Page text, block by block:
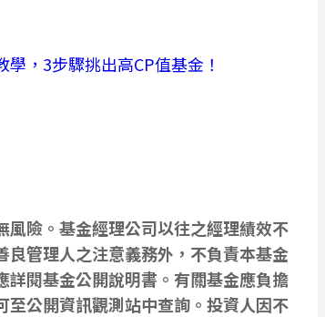
，3步驟挑出高CP值基金！
險。基金經理公司以往之經理績效不
管理人之注意義務外，不負責本基金
詳閱基金公開說明書。有關基金應負擔
至公開資訊觀測站中查詢。投資人因不